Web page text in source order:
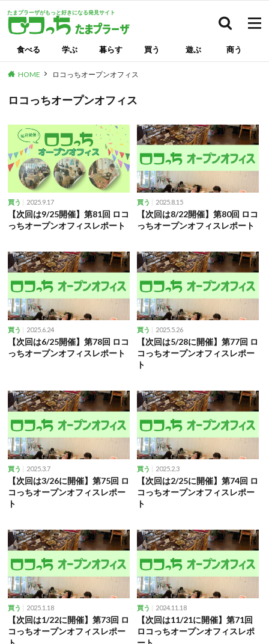
たまプラーザがもっと好きになる発見サイト
食べる 学ぶ 暮らす 買う 遊ぶ 商う
HOME ロコっちオープンオフィス
ロコっちオープンオフィス
買う 2025.9.17
【次回は9/25開催】第81回 ロコ
っちオープンオフィスレポート
買う 2025.8.15
【次回は8/22開催】第80回 ロコ
っちオープンオフィスレポート
買う 2025.6.24
【次回は6/25開催】第78回 ロコ
っちオープンオフィスレポート
買う 2025.5.26
【次回は5/28に開催】第77回 ロ
コっちオープンオフィスレポー
ト
買う 2025.3.7
【次回は3/26に開催】第75回 ロ
コっちオープンオフィスレポー
ト
買う 2025.2.3
【次回は2/25に開催】第74回 ロ
コっちオープンオフィスレポー
ト
買う 2025.1.18
【次回は1/22に開催】第73回 ロ
コっちオープンオフィスレポー
買う 2024.11.18
【次回は11/21に開催】第71回
ロコっちオープンオフィスレポ